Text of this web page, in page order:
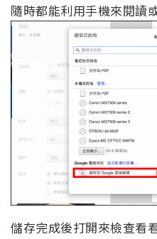
隨時都能利用手機來閱讀
儲存完成後打開來檢查看